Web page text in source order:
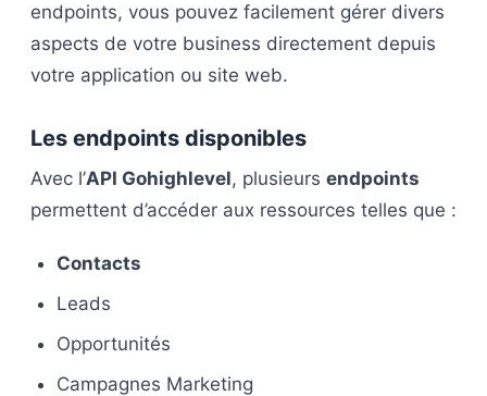
endpoints, vous pouvez facilement gérer divers
aspects de votre business directement depuis
votre application ou site web.
Les endpoints disponibles
Avec l’API Gohighlevel, plusieurs endpoints
permettent d’accéder aux ressources telles que :
Contacts
Leads
Opportunités
Campagnes Marketing